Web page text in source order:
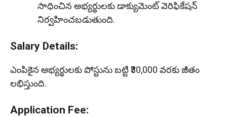
సాధించిన అభ్యర్థులకు డాక్యుమెంట్ వెరిఫికేషన్
నిర్వహించబడుతుంది.
Salary Details:
ఎంపికైన అభ్యర్థులకు పోస్టును బట్టి ₹30,000 వరకు జీతం
లభిస్తుంది.
Application Fee: